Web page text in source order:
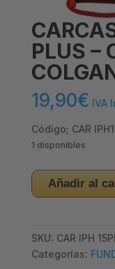
PLUS –
19,90€ IVA
Código; CAR
1 disponibles
CARCASA
IPHONE
-
CASE
Añadir al
SKU: CAR IPH
Categorías: